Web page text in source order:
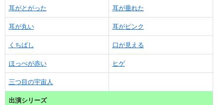
耳がとがった 耳が垂れた
耳が丸い 耳がピンク
くちばし 口が見える
ほっぺが赤い ヒゲ
三つ目の宇宙人
出演シリーズ